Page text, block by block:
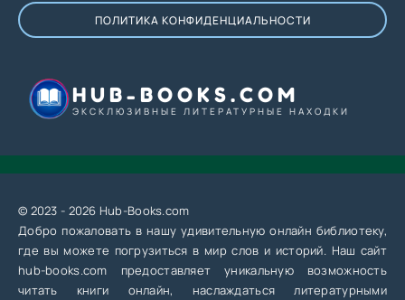
ПОЛИТИКА КОНФИДЕНЦИАЛЬНОСТИ
HUB-BOOKS.COM
ЭКСКЛЮЗИВНЫЕ ЛИТЕРАТУРНЫЕ НАХОДКИ
© 2023 - 2026 Hub-Books.com
Добро пожаловать в нашу удивительную онлайн библиотеку,
где вы можете погрузиться в мир слов и историй. Наш сайт
hub-books.com предоставляет уникальную возможность
читать книги онлайн, наслаждаться литературными